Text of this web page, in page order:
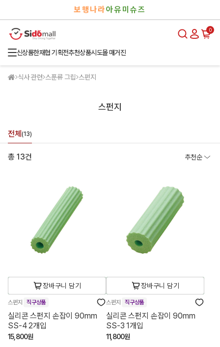
보행나라아유미슈즈
0
신상품한재협 기획전추천상품시도몰 매거진
식사 관련 스푼류 그립 스펀지
스펀지
전체 (13)
총 13건 추천순
장바구니 담기
스펀지 직구상품
실리콘 스펀지 손잡이 90mm
SS-4 2개입
15,800원
장바구니 담기
스펀지 직구상품
실리콘 스펀지 손잡이 90mm
SS-3 1개입
11,800원